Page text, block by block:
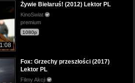
Żywie Biełaruś! (2012) Lektor PL
KinoSwiat
premium
1080p
Fox: Grzechy przeszłości (2017)
Lektor PL
Filmy Akcji